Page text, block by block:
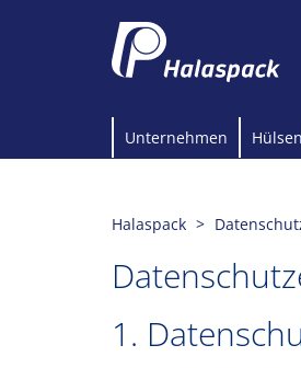
Unternehmen Hülsen
Halaspack
1.